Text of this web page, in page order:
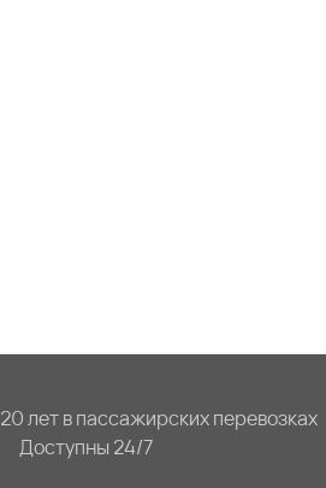
20 лет в пассажирских перевозках
Доступны 24/7